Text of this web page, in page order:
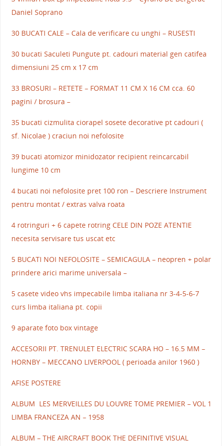
Daniel Soprano
30 BUCATI CALE – Cala de verificare cu unghi – RUSESTI
30 bucati Saculeti Pungute pt. cadouri material gen catifea
dimensiuni 25 cm x 17 cm
33 BROSURI – RETETE – FORMAT 11 CM X 16 CM cca. 60
pagini / brosura –
35 bucati cizmulita ciorapel sosete decorative pt cadouri (
sf. Nicolae ) craciun noi nefolosite
39 bucati atomizor minidozator recipient reincarcabil
lungime 10 cm
4 bucati noi nefolosite pret 100 ron – Descriere Instrument
pentru montat / extras valva roata
4 rotringuri + 6 capete rotring CELE DIN POZE ATENTIE
necesita servisare tus uscat etc
5 BUCATI NOI NEFOLOSITE – SEMICAGULA – neopren + polar
prindere arici marime universala –
5 casete video vhs impecabile limba italiana nr 3-4-5-6-7
curs limba italiana pt. copii
9 aparate foto box vintage
ACCESORII PT. TRENULET ELECTRIC SCARA HO – 16.5 MM –
HORNBY – MECCANO LIVERPOOL ( perioada anilor 1960 )
AFISE POSTERE
ALBUM LES MERVEILLES DU LOUVRE TOME PREMIER – VOL 1
LIMBA FRANCEZA AN – 1958
ALBUM – THE AIRCRAFT BOOK THE DEFINITIVE VISUAL